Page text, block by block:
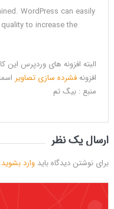
WordPress can easily
to increase the
البته افزونه های وردپرس این
افزونهفشرده سازی تصاویر
منبع : بیگ تم
ارسال یک نظر
برای نوشتن دیدگاه باید وارد بشوید.